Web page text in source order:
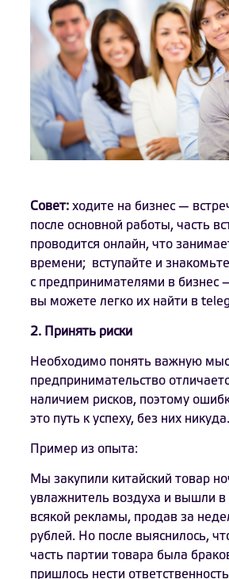
Совет: ходите на бизнес —
после основной работы, часть
проводится онлайн, что
времени; вступайте и
с предпринимателями в бизнес
вы можете легко их найти в
2. Принять риски
Необходимо понять важную
предпринимательство
наличием рисков, поэтому
это путь к успеху, без них никуда.
Пример из опыта:
Мы закупили китайский товар
увлажнитель воздуха и вышли
всякой рекламы, продав за
рублей. Но после выяснилось,
часть партии товара была
пришлось нести